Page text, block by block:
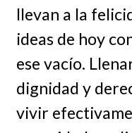
llevan a la
ideas de hoy
ese vacío.
dignidad y
vivir